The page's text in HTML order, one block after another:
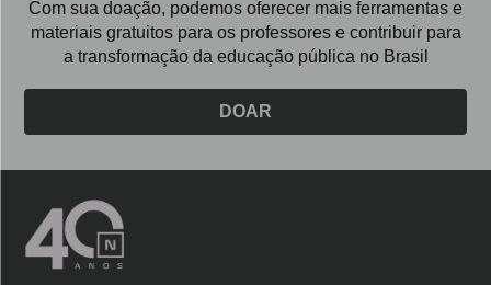
Com sua doação, podemos oferecer mais ferramentas e
materiais gratuitos para os professores e contribuir para
a transformação da educação pública no Brasil
DOAR